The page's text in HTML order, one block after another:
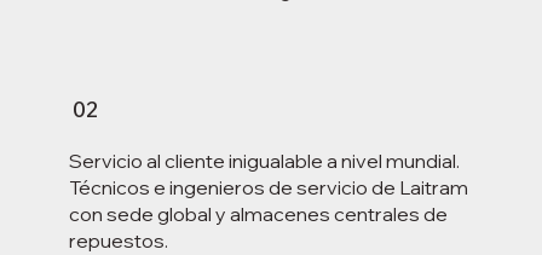
02
Servicio al cliente inigualable a nivel mundial.
Técnicos e ingenieros de servicio de Laitram
con sede global y almacenes centrales de
repuestos.